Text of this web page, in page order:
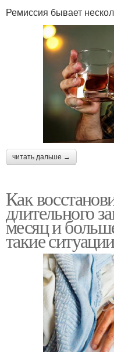
Ремиссия бывает
читать дальше →
Как
длительного
месяц и
такие